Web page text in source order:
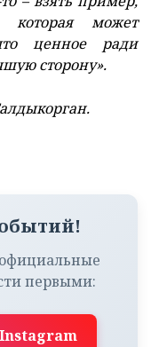
которая может
ценное ради
сторону».
первыми:
Instagram